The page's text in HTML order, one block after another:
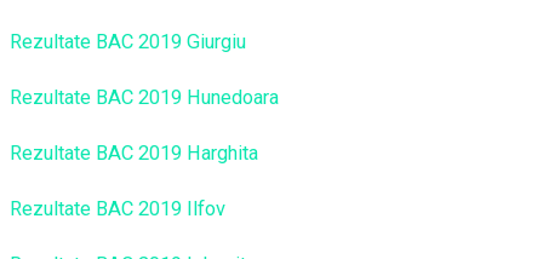
Rezultate BAC 2019 Giurgiu
Rezultate BAC 2019 Hunedoara
Rezultate BAC 2019 Harghita
Rezultate BAC 2019 Ilfov